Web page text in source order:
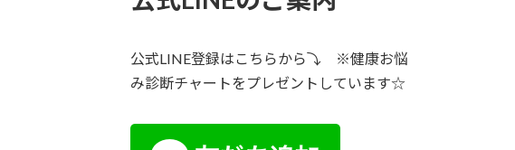
公式LINE登録はこちらから⤵ ※健康お悩
み診断チャートをプレゼントしています☆